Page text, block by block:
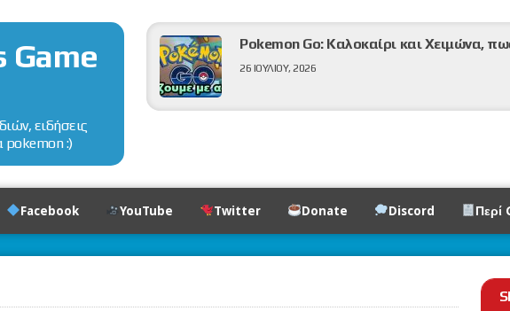
Game
ειδήσεις
pokemon :)
Pokemon Go: Καλοκαίρι και Χειμώνα,
26 ΙΟΥΛΊΟΥ, 2026
Facebook YouTube Twitter Donate Discord Περί